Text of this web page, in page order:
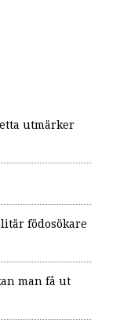
utmärker
födosökare
man få ut